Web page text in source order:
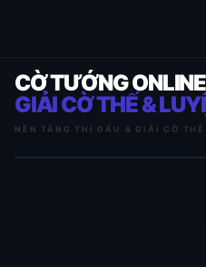
CỜ TƯỚNG ONLINE
GIẢI CỜ THẾ &
NỀN TẢNG THI ĐẤU & GIẢI CỜ